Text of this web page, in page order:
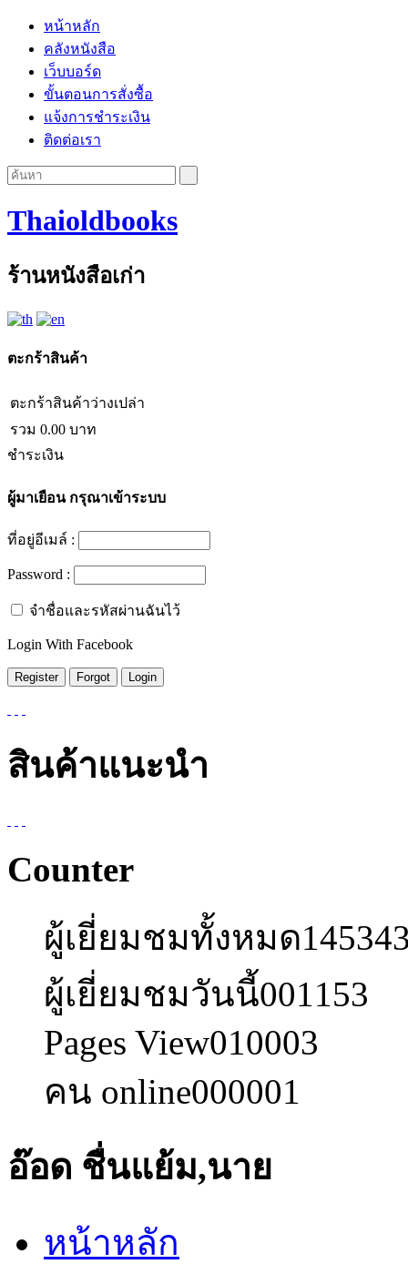
หน้าหลัก
คลังหนังสือ
เว็บบอร์ด
ขั้นตอนการสั่งซื้อ
แจ้งการชำระเงิน
ติดต่อเรา
Thaioldbooks
ร้านหนังสือเก่า
ตะกร้าสินค้า
ตะกร้าสินค้าว่างเปล่า
รวม 0.00 บาท
ชำระเงิน
ผู้มาเยือนกรุณาเข้าระบบ
ที่อยู่อีเมล์ :
Password :
จำชื่อและรหัสผ่านฉันไว้
Login With Facebook
สินค้าแนะนำ
Counter
ผู้เยี่ยมชมทั้งหมด
ผู้เยี่ยมชมวันนี้001153
Pages View010003
คน online000001
อ๊อด ชื่นแย้ม,นาย
หน้าหลัก